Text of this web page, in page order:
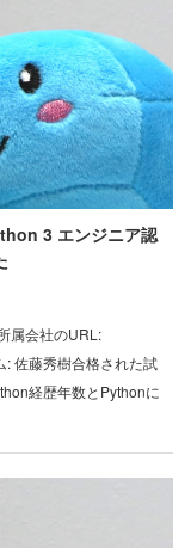
3 エンジニア認
属会社のURL:
佐藤秀樹合格された試
経歴年数とPythonに